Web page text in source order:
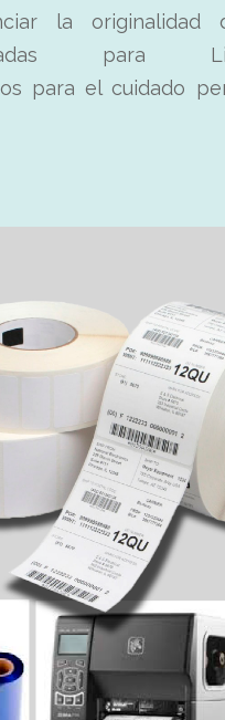
la originalidad
para
para el cuidado